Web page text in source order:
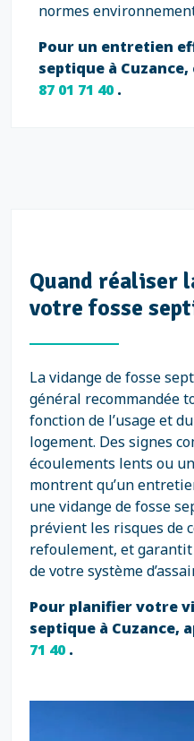
normes
Pour un entretien
septique à
87 01 71 40.
Quand réaliser
votre fosse
La vidange de fosse
général recommandée
fonction de l’usage et
logement. Des signes
écoulements lents ou
montrent qu’un
une vidange de fosse
prévient les risques de
refoulement, et
de votre système
Pour planifier votre
septique à Cuzance,
71 40.